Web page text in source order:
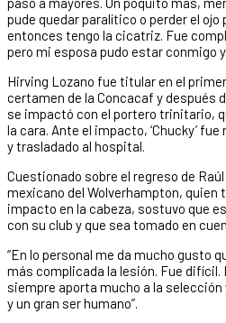
pude quedar paralítico o perder el ojo
entonces tengo la cicatriz. Fue
pero mi esposa pudo estar conmigo y
Hirving Lozano fue titular en el
certamen de la Concacaf y después
se impactó con el portero trinitario,
la cara. Ante el impacto, ‘Chucky’
y trasladado al hospital.
Cuestionado sobre el regreso de
mexicano del Wolverhampton,
impacto en la cabeza, sostuvo que
con su club y que sea tomado en
“En lo personal me da mucho gusto
más complicada la lesión. Fue difícil.
siempre aporta mucho a la selección
y un gran ser humano”.